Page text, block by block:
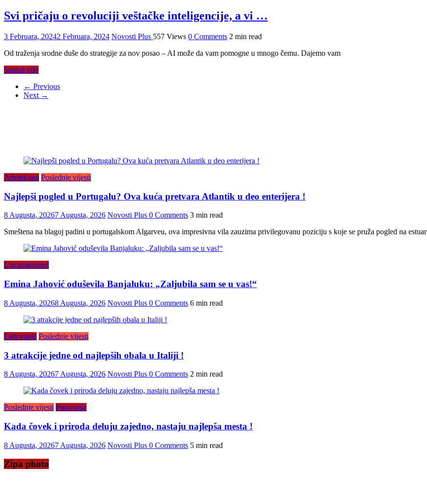
Svi pričaju o revoluciji veštačke inteligencije, a vi …
3 Februara, 20242 Februara, 2024 Novosti Plus 557 Views 0 Comments 2 min read
Od traženja srodne duše do strategije za nov posao – AI može da vam pomogne u mnogo čemu. Dajemo vam
Saznaj više
← Previous
Next →
Arhitektura Poslednje vijesti
Najlepši pogled u Portugalu? Ova kuća pretvara Atlantik u deo enterijera !
8 Augusta, 20267 Augusta, 2026 Novosti Plus 0 Comments 3 min read
Smeštena na blagoj padini u portugalskom Algarveu, ova impresivna vila zauzima privilegovanu poziciju s koje se pruža pogled na estuar
Uncategorized
Emina Jahović oduševila Banjaluku: „Zaljubila sam se u vas!“
8 Augusta, 20268 Augusta, 2026 Novosti Plus 0 Comments 6 min read
Ljetovanje Poslednje vijesti
3 atrakcije jedne od najlepših obala u Italiji !
8 Augusta, 20267 Augusta, 2026 Novosti Plus 0 Comments 2 min read
Poslednje vijesti Putovanja
Kada čovek i priroda deluju zajedno, nastaju najlepša mesta !
8 Augusta, 20267 Augusta, 2026 Novosti Plus 0 Comments 5 min read
Zipa photo